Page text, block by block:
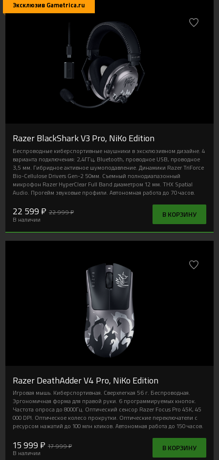
Эксклюзив Gametrica.ru
Razer BlackShark V3 Pro, NiKo Edition
Беспроводные киберспортивные наушники в эксклюзивном дизайне. 4
варианта подключения: 2,4ГГц, Bluetooth, проводное USB, проводное
3,5 мм. Гибридное активное шумоподавление. Динамики Razer TriForce
Bio-Cellulose Drivers Gen-2 50мм. Съемный полнодиапазонный
микрофон Razer HyperClear Full Band диаметром 12 мм. THX Spatial
Audio. Прогейм звуковые профили. Автономная работа до 70 часов.
22 599 ₽ 22 999 ₽
В наличии
В КОРЗИНУ
Razer DeathAdder V4 Pro, NiKo Edition
Игровая мышь. Киберспортивная. Сверхлегкая 56 г. Беспроводная.
Эргономичная форма для правой руки. 6 программируемых кнопок.
Частота опроса до 8000Гц. Оптический сенсор Razer Focus Pro 45K, 45
000 DPI. Оптическое колесо прокрутки. Оптические переключатели с
ресурсом нажатий до 100 млн кликов. Автономная работа до 150 часов.
15 999 ₽ 17 999 ₽
В наличии
В КОРЗИНУ